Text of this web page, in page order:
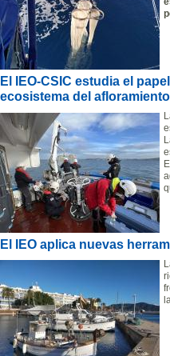
El IEO-CSIC estudia el
ecosistema del
El IEO aplica nuevas